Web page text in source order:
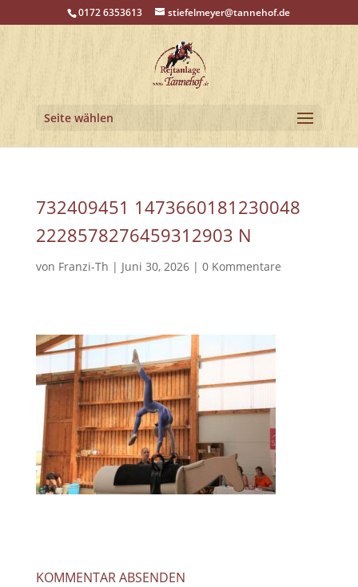
0172 6353613 stiefelmeyer@tannehof.de
Seite wählen
732409451 1473660181230048
2228578276459312903 N
von Franzi-Th | Juni 30, 2026| 0 Kommentare
KOMMENTAR ABSENDEN